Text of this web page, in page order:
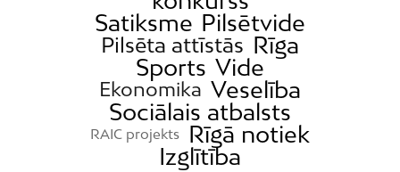
Satiksme Pilsētvide
Pilsēta attīstās Rīga
Sports Vide
Ekonomika Veselība
Sociālais atbalsts
RAIC projekts
Rīgā notiek
Izglītība